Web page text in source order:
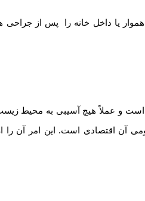
یا داخل خانه را پس از جراحی
و عملاً هیچ آسیبی به محیط
آن اقتصادی است. این امر آن